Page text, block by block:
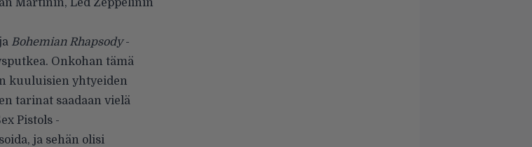
Martinin, Led Zeppelinin
Bohemian Rhapsody-
Onkohan tämä
kuuluisien yhtyeiden
tarinat saadaan vielä
Pistols -
ja sehän olisi